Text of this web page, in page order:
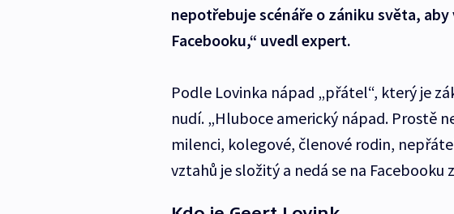
nepotřebuje scénáře o zániku světa,
Facebooku,“ uvedl expert.
Podle Lovinka nápad „přátel“, který je
nudí. „Hluboce americký nápad. Prostě
milenci, kolegové, členové rodin,
vztahů je složitý a nedá se na Facebooku